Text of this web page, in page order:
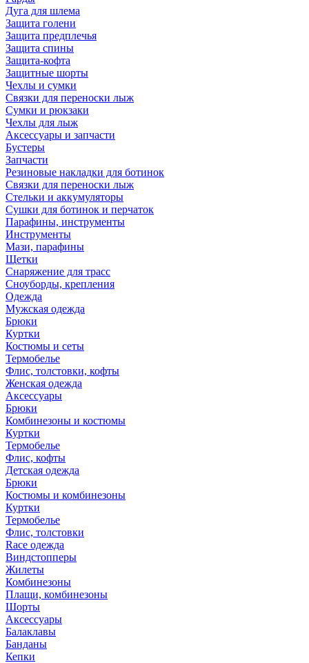
Дуга для шлема
Защита голени
Защита предплечья
Защита спины
Защита-кофта
Защитные шорты
Чехлы и сумки
Связки для переноски лыж
Сумки и рюкзаки
Чехлы для лыж
Аксессуары и запчасти
Бустеры
Запчасти
Резиновые накладки для ботинок
Связки для переноски лыж
Стельки и аккумуляторы
Сушки для ботинок и перчаток
Парафины, инструменты
Инструменты
Мази, парафины
Щетки
Снаряжение для трасс
Сноуборды, крепления
Одежда
Мужская одежда
Брюки
Куртки
Костюмы и сеты
Термобелье
Флис, толстовки, кофты
Женская одежда
Аксессуары
Брюки
Комбинезоны и костюмы
Куртки
Термобелье
Флис, кофты
Детская одежда
Брюки
Костюмы и комбинезоны
Куртки
Термобелье
Флис, толстовки
Race одежда
Виндстопперы
Жилеты
Комбинезоны
Плащи, комбинезоны
Шорты
Аксессуары
Балаклавы
Банданы
Кепки